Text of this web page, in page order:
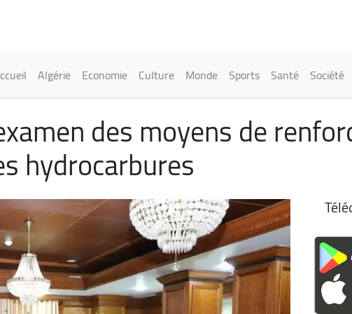
navigation
Algérie Economie Culture Monde Sports Santé Société
des moyens de
hydrocarbures